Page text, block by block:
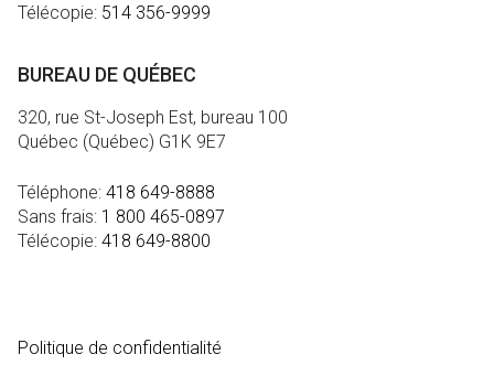
Télécopie: 514 356-9999
BUREAU DE QUÉBEC
320, rue St-Joseph Est, bureau 100
Québec (Québec) G1K 9E7
Téléphone: 418 649-8888
Sans frais: 1 800 465-0897
Télécopie: 418 649-8800
Politique de confidentialité